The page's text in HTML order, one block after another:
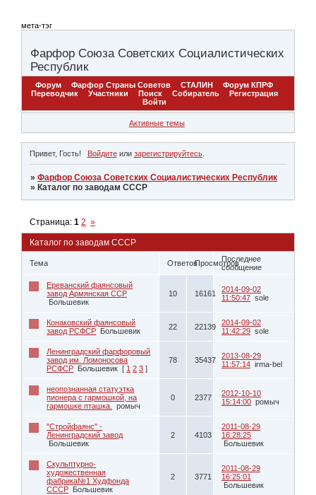
мета-тэг
Фарфор Союза Советских Социалистических
Республик
Форум Фарфор Страны Советов СТАЛИН
Форум КПРФ
Переводчик
Участники Поиск Собиратель
Регистрация
Войти
Активные темы
Привет, Гость! Войдитеили зарегистрируйтесь.
»Фарфор Союза Советских Социалистических Республик
» Каталог по заводам СССР
Каталог по заводам СССР
Страница:1 2 »
Тема ОтветовПросмотровПоследнее
сообщение
Ереванский фаянсовый
завод Армянская ССР
Большевик
10 16161
2014-09-02
11:50:47 sole
Конаковский фаянсовый
завод РСФСР Большевик 22 22139
2014-09-02
11:42:29 sole
Ленинградский фарфоровый
завод им. Ломоносова
РСФСР Большевик [ 1 2 3 ]
78 35437
2013-08-29
11:57:14 irma-bel
неопознанная статуэтка
пионера с гармошкой, на
гармошке пташка.
ромыч
0 2377
2012-10-10
15:14:00 ромыч
"Стройфаянс" -
Ленинградский завод
Большевик
2 4103
2011-08-29
16:28:25
Большевик
Скульптурно-
художественная
фабрика№1 Худфонда
СССР Большевик
2 3771
2011-08-29
16:25:01
Большевик